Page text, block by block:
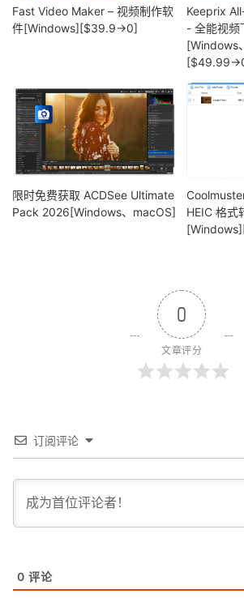
Fast Video Maker – 视频制作软
件[Windows][$39.9→0]
Keeprix
- 全能视频
[Windows
限时免费获取 ACDSee Ultimate
Pack 2026[Windows、macOS]
HEIC 格式
0
文章评分
订阅评论
0 评论